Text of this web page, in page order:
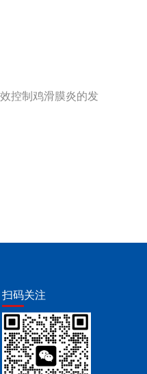
控制鸡滑膜炎的发
扫码关注